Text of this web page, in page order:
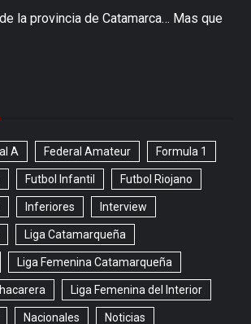
la provincia de Catamarca… Mas que
A Federal Amateur Formula 1
Futbol Infantil Futbol Riojano
Inferiores Interview
Liga Catamarqueña
Liga Femenina Catamarqueña
Liga Femenina del Interior
Nacionales Noticias